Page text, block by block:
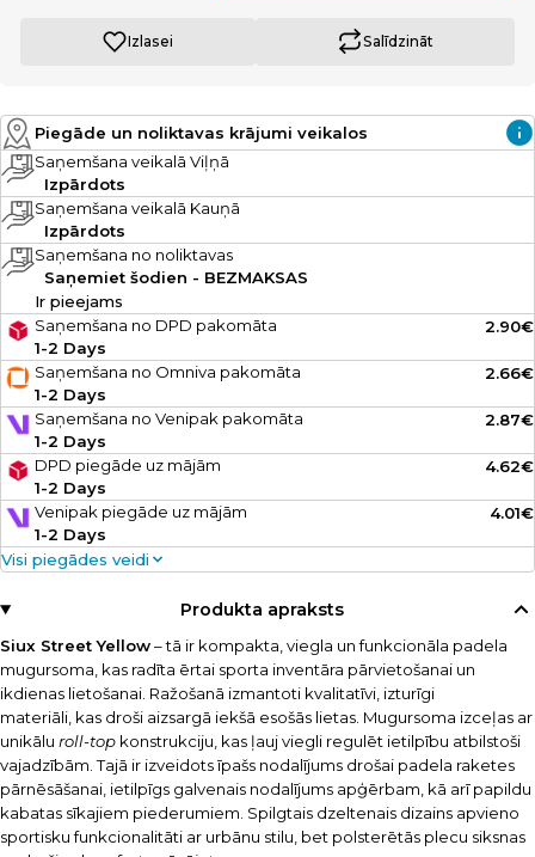
Izlasei Salīdzināt
Piegāde un noliktavas krājumi veikalos
Saņemšana veikalā Viļņā
Izpārdots
Saņemšana veikalā Kauņā
Izpārdots
Saņemšana no noliktavas
Saņemiet šodien - BEZMAKSAS
Ir pieejams
Saņemšana no DPD pakomāta
1-2 Days
2.90€
Saņemšana no Omniva pakomāta
1-2 Days
2.66€
Saņemšana no Venipak pakomāta
1-2 Days
2.87€
DPD piegāde uz mājām
1-2 Days
4.62€
Venipak piegāde uz mājām
1-2 Days
4.01€
Visi piegādes veidi
Produkta apraksts
Siux Street Yellow– tā ir kompakta, viegla un funkcionāla padela
mugursoma, kas radīta ērtai sporta inventāra pārvietošanai un
ikdienas lietošanai. Ražošanā izmantoti kvalitatīvi, izturīgi
materiāli, kas droši aizsargā iekšā esošās lietas. Mugursoma izceļas ar
unikālu roll-top konstrukciju, kas ļauj viegli regulēt ietilpību atbilstoši
vajadzībām. Tajā ir izveidots īpašs nodalījums drošai padela raketes
pārnēsāšanai, ietilpīgs galvenais nodalījums apģērbam, kā arī papildu
kabatas sīkajiem piederumiem. Spilgtais dzeltenais dizains apvieno
sportisku funkcionalitāti ar urbānu stilu, bet polsterētās plecu siksnas